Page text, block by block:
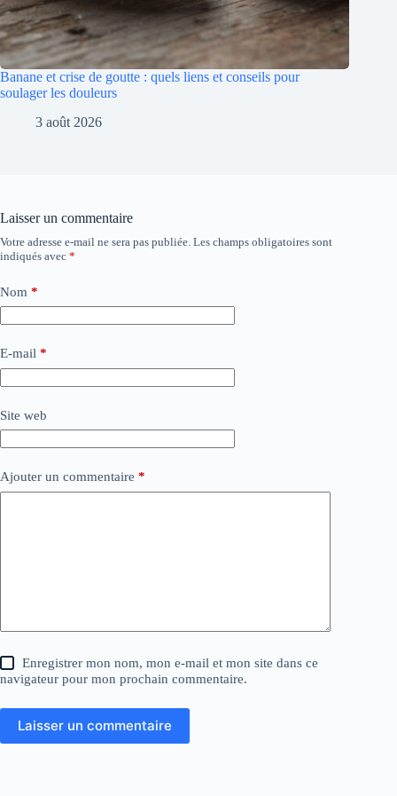
Banane et crise de goutte : quels liens et conseils pour
soulager les douleurs
3 août 2026
Laisser un commentaire
Votre adresse e-mail ne sera pas publiée. Les champs obligatoires sont
indiqués avec *
Nom *
E-mail *
Site web
Ajouter un commentaire *
Enregistrer mon nom, mon e-mail et mon site dans ce
navigateur pour mon prochain commentaire.
Laisser un commentaire